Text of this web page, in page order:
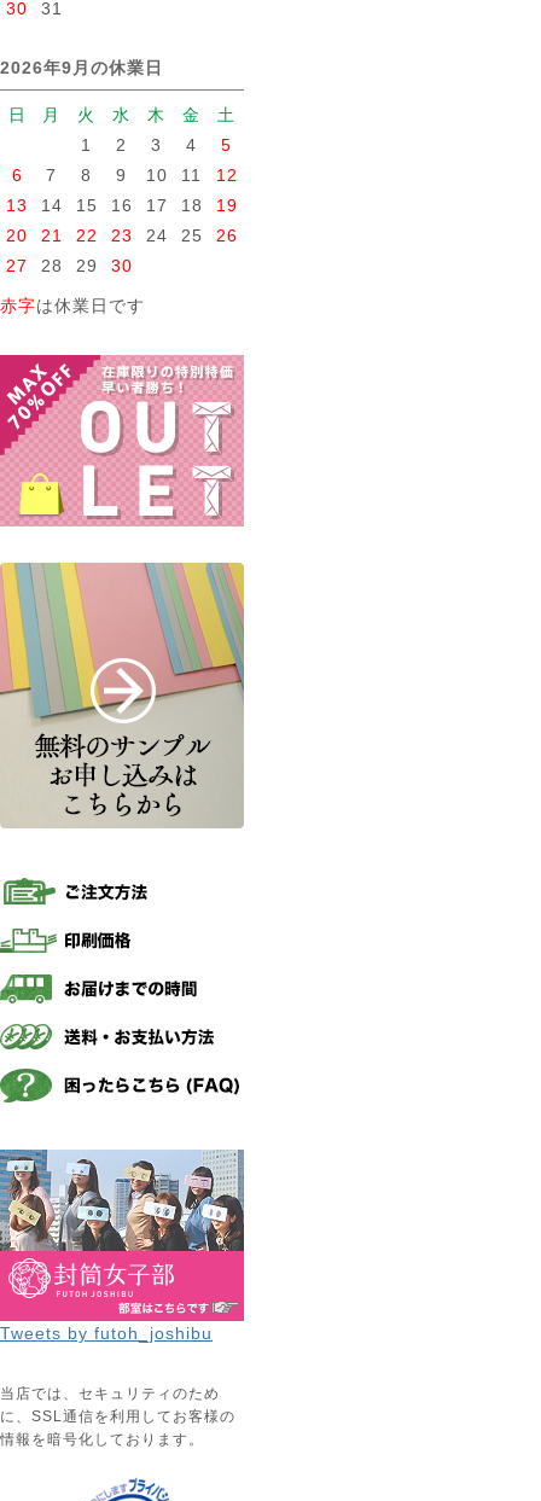
30 31
2026年9月の休業日
日 月 火 水 木 金
土
1
2 3 4
5
6
7 8 9 10 11
12
13
14 15 16 17 18
19
20
21 22 23 24 25
26
27
28 29 30
赤字は休業日です
Tweets by futoh_joshibu
当店では、セキュリティのため
に、SSL通信を利用してお客様の
情報を暗号化しております。